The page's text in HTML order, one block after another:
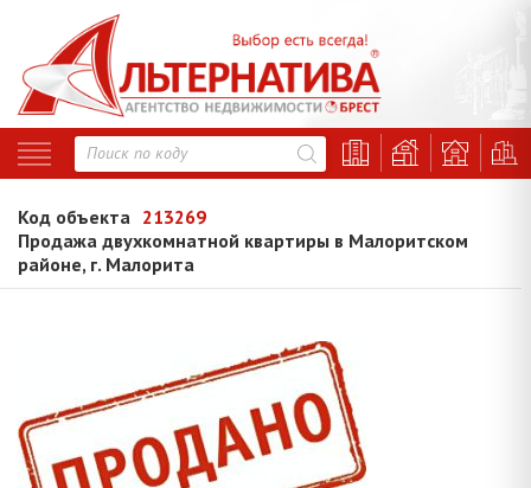
Код объекта 213269
Продажа двухкомнатной квартиры в Малоритском
районе, г. Малорита